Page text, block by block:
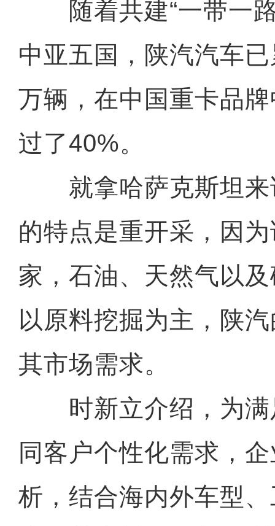
随着共建“一带一路
中亚五国，陕汽汽车
万辆，在中国重卡品
过了40%。
就拿哈萨克斯坦来
的特点是重开采，因
家，石油、天然气以
以原料挖掘为主，陕
其市场需求。
时新立介绍，为满
同客户个性化需求，
析，结合海内外车型